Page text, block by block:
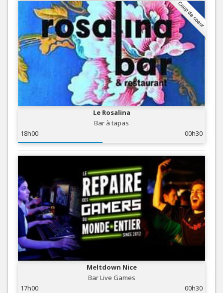
Coup de coeur
Le Rosalina
Bar à tapas
18h00
00h30
Meltdown Nice
Bar Live Games
17h00
00h30